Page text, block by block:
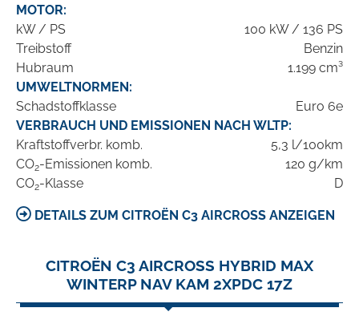
MOTOR:
kW / PS
100 kW / 136 PS
Treibstoff
Benzin
Hubraum
1.199 cm³
UMWELTNORMEN:
Schadstoffklasse
Euro 6e
VERBRAUCH UND EMISSIONEN NACH WLTP:
Kraftstoffverbr. komb.
5,3 l/100km
CO2-Emissionen komb.
120 g/km
CO2-Klasse D
DETAILS ZUM CITROËN C3 AIRCROSS ANZEIGEN
CITROËN C3 AIRCROSS HYBRID MAX
WINTERP NAV KAM 2XPDC 17Z